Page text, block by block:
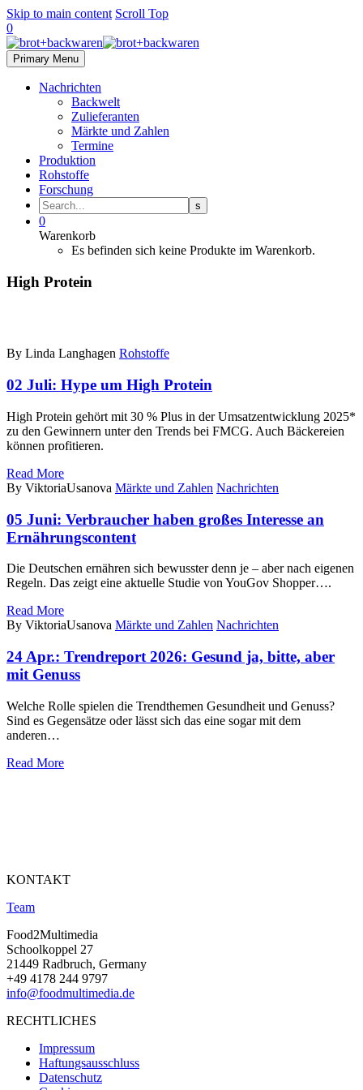
Skip to main content Scroll Top
0
Primary Menu
Nachrichten
Backwelt
Zulieferanten
Märkte und Zahlen
Termine
Produktion
Rohstoffe
Forschung
0
Warenkorb
Es befinden sich keine Produkte im Warenkorb.
High Protein
By Linda Langhagen Rohstoffe
02 Juli: Hype um High Protein
High Protein gehört mit 30 % Plus in der Umsatzentwicklung 2025*
zu den Gewinnern unter den Trends bei FMCG. Auch Bäckereien
können profitieren.
Read More
By ViktoriaUsanova Märkte und Zahlen Nachrichten
05 Juni: Verbraucher haben großes Interesse an
Ernährungscontent
Die Deutschen ernähren sich bewusster denn je – aber nach eigenen
Regeln. Das zeigt eine aktuelle Studie von YouGov Shopper….
Read More
By ViktoriaUsanova Märkte und Zahlen Nachrichten
24 Apr.: Trendreport 2026: Gesund ja, bitte, aber
mit Genuss
Welche Rolle spielen die Trendthemen Gesundheit und Genuss?
Sind es Gegensätze oder lässt sich das eine sogar mit dem
anderen…
Read More
KONTAKT
Team
Food2Multimedia
Schoolkoppel 27
21449 Radbruch, Germany
+49 4178 244 9797
info@foodmultimedia.de
RECHTLICHES
Impressum
Haftungsausschluss
Datenschutz